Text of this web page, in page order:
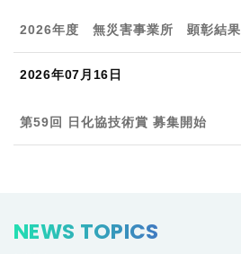
2026年度 無災害事業所 顕彰結果
2026年07月16日
第59回 日化協技術賞 募集開始
NEWS TOPICS